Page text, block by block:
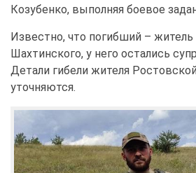
Козубенко, выполняя боевое
Известно, что погибший –
Шахтинского, у него остались
Детали гибели жителя
уточняются.